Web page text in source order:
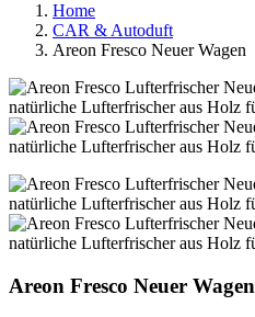
Home
CAR & Autoduft
Areon Fresco Neuer Wagen
Areon Fresco Neuer Wagen